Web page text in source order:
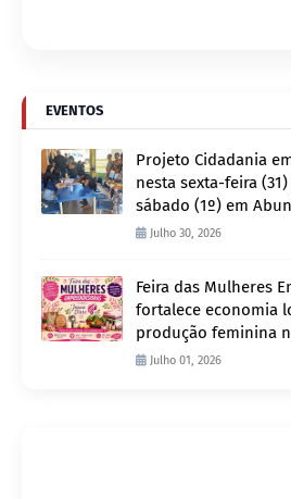
EVENTOS
Projeto Cidadania
nesta sexta-feira
sábado (1º) em
Julho 30, 2026
Feira das Mulheres
fortalece economia
produção feminina
D’ArcJulho 01, 2026